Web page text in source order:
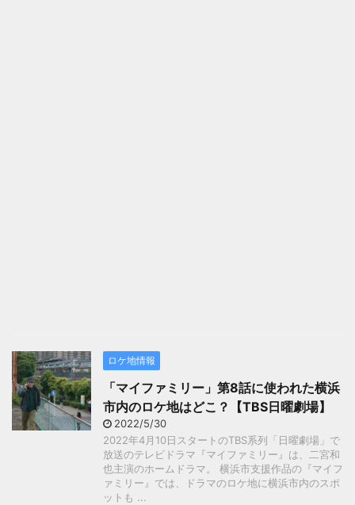
ロケ地情報
「マイファミリー」第8話に使われた横浜
市内のロケ地はどこ？【TBS日曜劇場】
2022/5/30
2022年4月10日スタートのTBS系列「日曜劇場」で
放送のテレビドラマ『マイファミリー』は、二宮和
也主演のホームドラマ。 横浜市支援作品の『マイフ
ァミリー』では、ドラマのロケ地に横浜市内のスポ
ットも ...